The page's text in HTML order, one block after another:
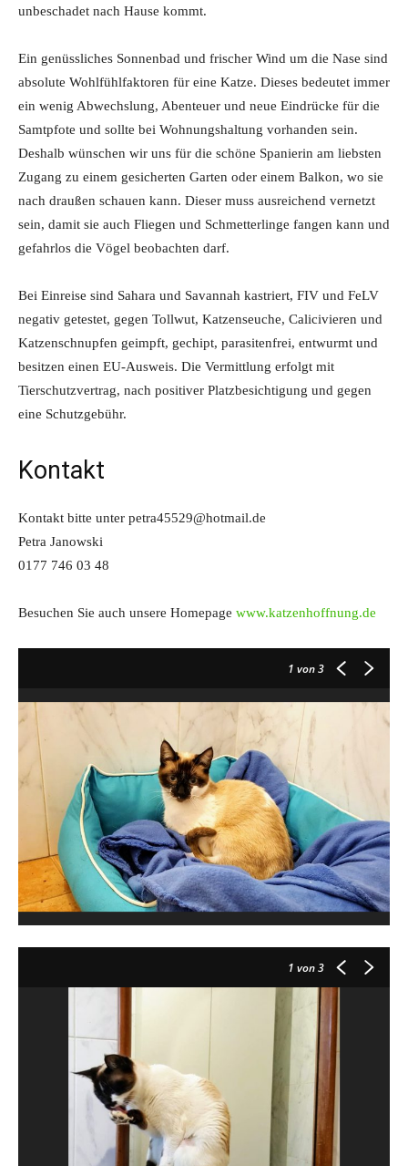
unbeschadet nach Hause kommt.
Ein genüssliches Sonnenbad und frischer Wind um die Nase sind
absolute Wohlfühlfaktoren für eine Katze. Dieses bedeutet immer
ein wenig Abwechslung, Abenteuer und neue Eindrücke für die
Samtpfote und sollte bei Wohnungshaltung vorhanden sein.
Deshalb wünschen wir uns für die schöne Spanierin am liebsten
Zugang zu einem gesicherten Garten oder einem Balkon, wo sie
nach draußen schauen kann. Dieser muss ausreichend vernetzt
sein, damit sie auch Fliegen und Schmetterlinge fangen kann und
gefahrlos die Vögel beobachten darf.
Bei Einreise sind Sahara und Savannah kastriert, FIV und FeLV
negativ getestet, gegen Tollwut, Katzenseuche, Calicivieren und
Katzenschnupfen geimpft, gechipt, parasitenfrei, entwurmt und
besitzen einen EU-Ausweis. Die Vermittlung erfolgt mit
Tierschutzvertrag, nach positiver Platzbesichtigung und gegen
eine Schutzgebühr.
Kontakt
Kontakt bitte unter petra45529@hotmail.de
Petra Janowski
0177 746 03 48
Besuchen Sie auch unsere Homepage www.katzenhoffnung.de
1 von 3
1 von 3